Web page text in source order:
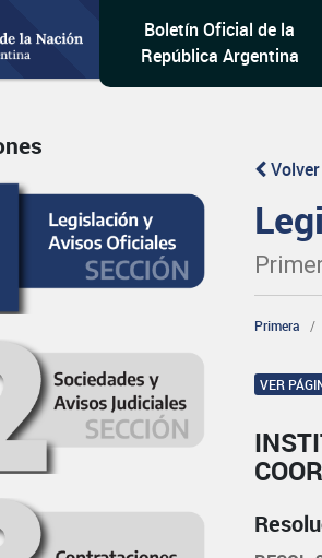
Boletín Oficial de la
República Argentina
Volver
Primera
VER